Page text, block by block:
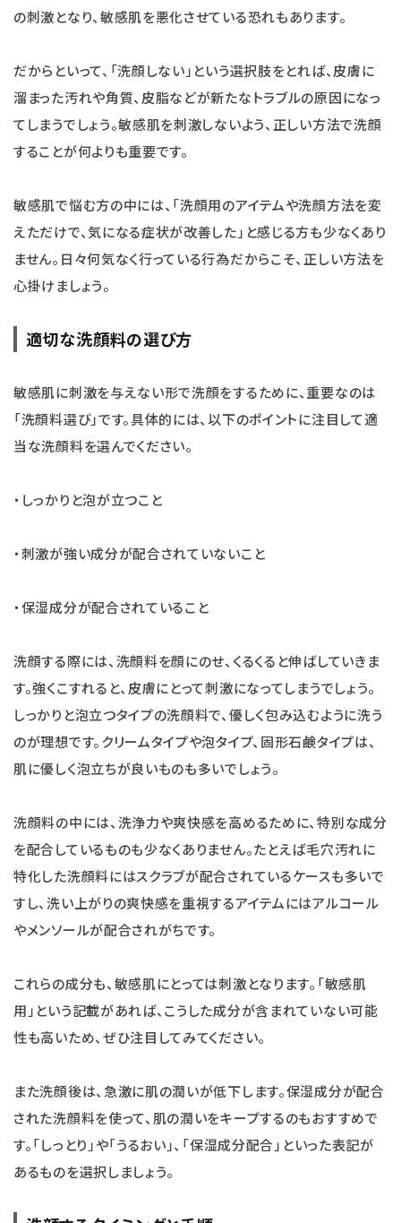
の刺激となり、敏感肌を悪化させている恐れもあります。
だからといって、「洗顔しない」という選択肢をとれば、皮膚に
溜まった汚れや角質、皮脂などが新たなトラブルの原因になっ
てしまうでしょう。敏感肌を刺激しないよう、正しい方法で洗顔
することが何よりも重要です。
敏感肌で悩む方の中には、「洗顔用のアイテムや洗顔方法を変
えただけで、気になる症状が改善した」と感じる方も少なくあり
ません。日々何気なく行っている行為だからこそ、正しい方法を
心掛けましょう。
適切な洗顔料の選び方
敏感肌に刺激を与えない形で洗顔をするために、重要なのは
「洗顔料選び」です。具体的には、以下のポイントに注目して適
当な洗顔料を選んでください。
・しっかりと泡が立つこと
・刺激が強い成分が配合されていないこと
・保湿成分が配合されていること
洗顔する際には、洗顔料を顔にのせ、くるくると伸ばしていきま
す。強くこすれると、皮膚にとって刺激になってしまうでしょう。
しっかりと泡立つタイプの洗顔料で、優しく包み込むように洗う
のが理想です。クリームタイプや泡タイプ、固形石鹸タイプは、
肌に優しく泡立ちが良いものも多いでしょう。
洗顔料の中には、洗浄力や爽快感を高めるために、特別な成分
を配合しているものも少なくありません。たとえば毛穴汚れに
特化した洗顔料にはスクラブが配合されているケースも多いで
すし、洗い上がりの爽快感を重視するアイテムにはアルコール
やメンソールが配合されがちです。
これらの成分も、敏感肌にとっては刺激となります。「敏感肌
用」という記載があれば、こうした成分が含まれていない可能
性も高いため、ぜひ注目してみてください。
また洗顔後は、急激に肌の潤いが低下します。保湿成分が配合
された洗顔料を使って、肌の潤いをキープするのもおすすめで
す。「しっとり」や「うるおい」、「保湿成分配合」といった表記が
あるものを選択しましょう。